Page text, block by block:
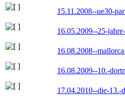
15.11.2008--ue30-
16.05.2009--25-
16.08.2008--
16.08.2009--10.-
17.04.2010--die-13.-